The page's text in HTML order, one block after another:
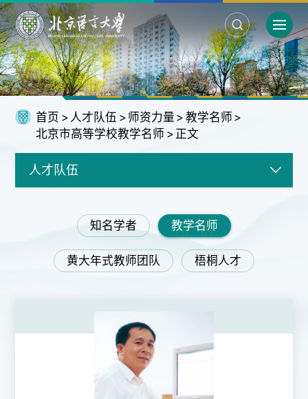
首页 > 人才队伍 > 师资力量 > 教学名师 >
北京市高等学校教学名师 > 正文
人才队伍
知名学者 教学名师
黄大年式教师团队 梧桐人才